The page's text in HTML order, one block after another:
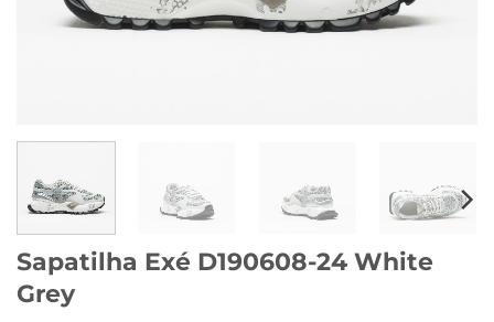
Sapatilha Exé D190608-24 White
Grey